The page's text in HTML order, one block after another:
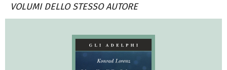
VOLUMI DELLO STESSO AUTORE